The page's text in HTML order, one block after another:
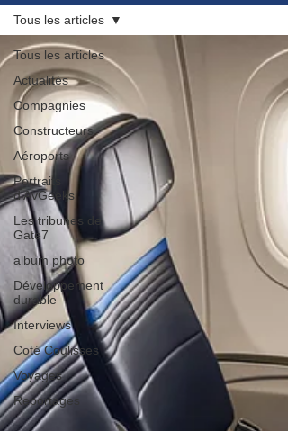
Tous les articles
Actualités
Compagnies
Constructeurs
Aéroports
Portraits
d'AvGeeks
Les tribunes de
Gate7
album photo
Développement
durable
Interviews
Coté Coulisses
Voyages
Reportages
Tous les articles